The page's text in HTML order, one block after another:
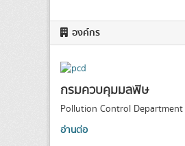
องค์กร
กรมควบคุมมลพิษ
Pollution Control Department
อ่านต่อ